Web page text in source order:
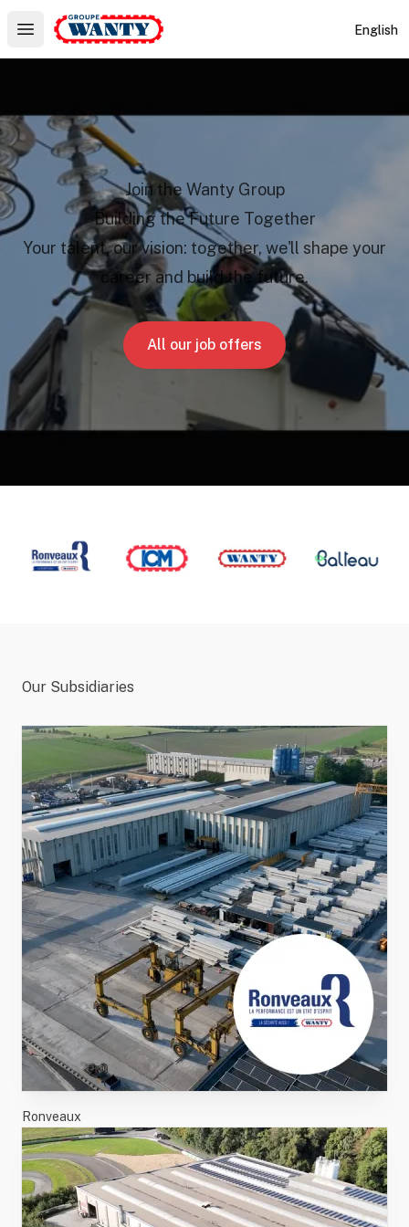
Open main menu
Le Groupe Wanty English
Join the Wanty Group
Building the Future Together
Your talent, our vision: together, we'll shape your
career and build the future.
All our job offers
Our Subsidiaries
Ronveaux